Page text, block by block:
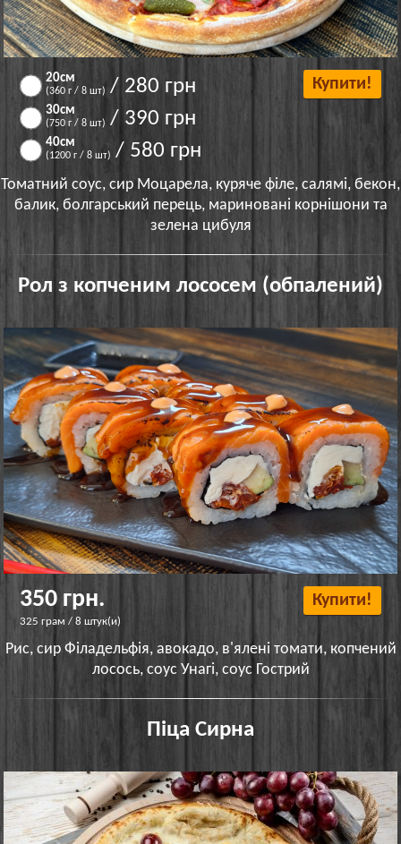
20см
(360 г / 8 шт) / 280 грн
30см
(750 г / 8 шт) / 390 грн
40см
(1200 г / 8 шт) / 580 грн
Купити!
Томатний соус, сир Моцарела, куряче філе, салямі, бекон,
балик, болгарський перець, мариновані корнішони та
зелена цибуля
Рол з копченим лососем (обпалений)
350 грн.
325 грам / 8 штук(и)
Купити!
Рис, сир Філадельфія, авокадо, в'ялені томати, копчений
лосось, соус Унагі, соус Гострий
Піца Сирна